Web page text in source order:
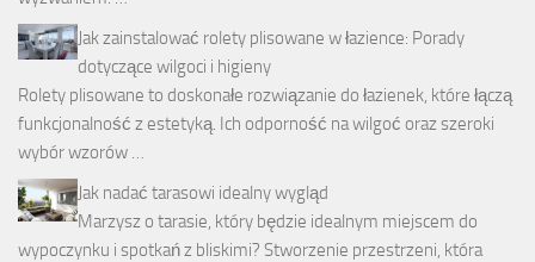
Jak zainstalować rolety plisowane w łazience: Porady
dotyczące wilgoci i higieny
Rolety plisowane to doskonałe rozwiązanie do łazienek, które łączą
funkcjonalność z estetyką. Ich odporność na wilgoć oraz szeroki
wybór wzorów …
Jak nadać tarasowi idealny wygląd
Marzysz o tarasie, który będzie idealnym miejscem do
wypoczynku i spotkań z bliskimi? Stworzenie przestrzeni, która